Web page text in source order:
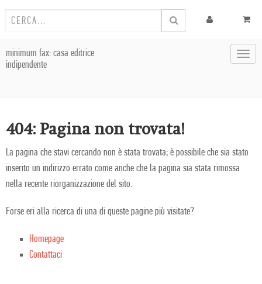
minimum fax: casa editrice
indipendente
404: Pagina non trovata!
La pagina che stavi cercando non è stata trovata; è possibile che sia stato
inserito un indirizzo errato come anche che la pagina sia stata rimossa
nella recente riorganizzazione del sito.
Forse eri alla ricerca di una di queste pagine più visitate?
Homepage
Contattaci